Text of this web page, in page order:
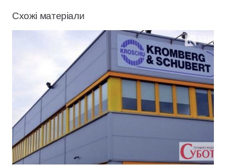
Схожі матеріали